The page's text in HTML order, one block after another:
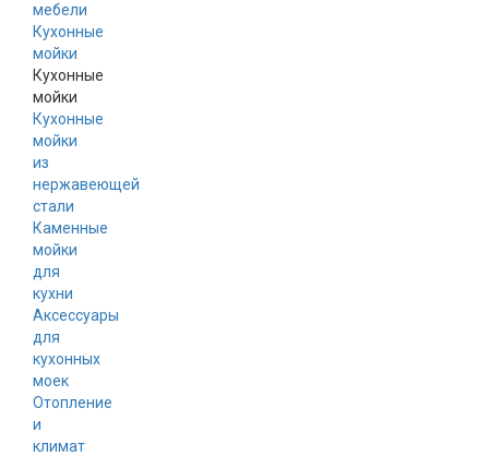
мебели
Кухонные
мойки
Кухонные
мойки
Кухонные
мойки
из
нержавеющей
стали
Каменные
мойки
для
кухни
Аксессуары
для
кухонных
моек
Отопление
и
климат